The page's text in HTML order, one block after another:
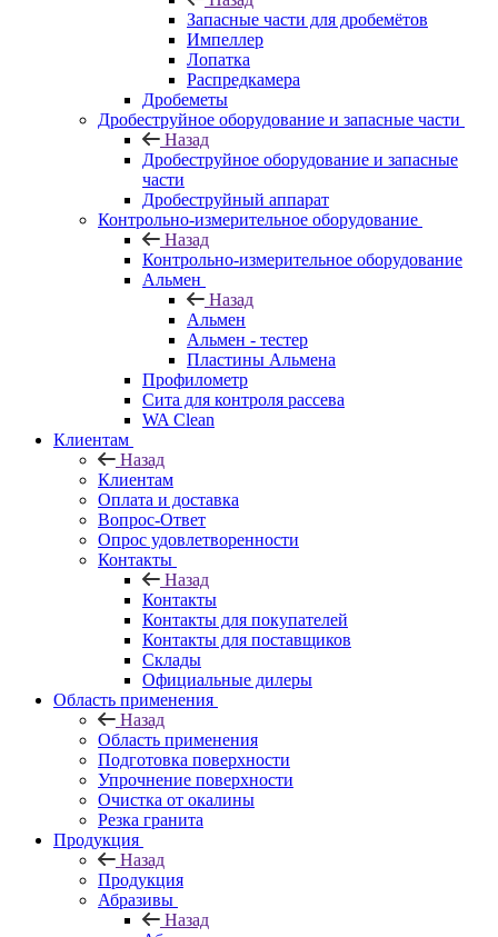
Запасные части для дробемётов
Импеллер
Лопатка
Распредкамера
Дробеметы
Дробеструйное оборудование и запасные части
Назад
Дробеструйное оборудование и запасные
части
Дробеструйный аппарат
Контрольно-измерительное оборудование
Назад
Контрольно-измерительное оборудование
Альмен
Назад
Альмен
Альмен - тестер
Пластины Альмена
Профилометр
Сита для контроля рассева
WA Clean
Клиентам
Назад
Клиентам
Оплата и доставка
Вопрос-Ответ
Опрос удовлетворенности
Контакты
Назад
Контакты
Контакты для покупателей
Контакты для поставщиков
Склады
Официальные дилеры
Область применения
Назад
Область применения
Подготовка поверхности
Упрочнение поверхности
Очистка от окалины
Резка гранита
Продукция
Назад
Продукция
Абразивы
Назад